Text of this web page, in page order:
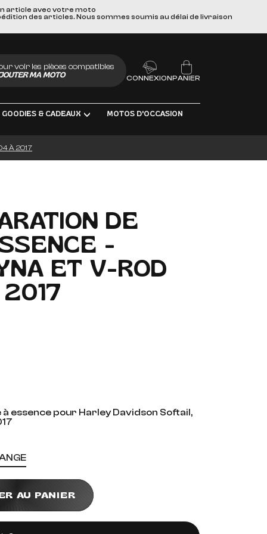
article avec votre moto
des articles. Nous sommes soumis au délai de livraison
voir les pièces compatibles
MA MOTO
CONNEXIONPANIER
GOODIES & CADEAUX MOTOS D'OCCASION
À 2017
DE
-
ET V-ROD
essence pour Harley Davidson Softail,
AU PANIER